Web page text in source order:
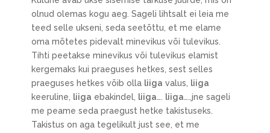
olnud olemas kogu aeg. Sageli lihtsalt ei leia me
teed selle ukseni, seda seetõttu, et me elame
oma mõtetes pidevalt minevikus või tulevikus.
Tihti peetakse minevikus või tulevikus elamist
kergemaks kui praeguses hetkes, sest selles
praeguses hetkes võib olla liiga valus, liiga
keeruline, liiga ebakindel, liiga…. liiga…..jne sageli
me peame seda praegust hetke takistuseks.
Takistus on aga tegelikult just see, et me